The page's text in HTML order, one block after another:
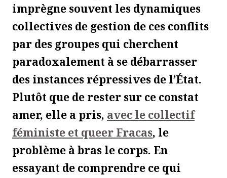
imprègne souvent les dynamiques
collectives de gestion de ces conflits
par des groupes qui cherchent
paradoxalement à se débarrasser
des instances répressives de l’État.
Plutôt que de rester sur ce constat
amer, elle a pris, avec le collectif
féministe et queer Fracas, le
problème à bras le corps. En
essayant de comprendre ce qui